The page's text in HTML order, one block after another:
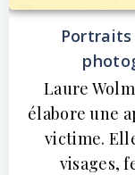
Portraits
Laure
élabore une
victime.
visages,